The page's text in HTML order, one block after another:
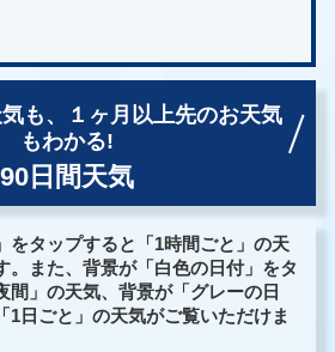
も、
１ヶ月以上先のお天気
もわかる!
90日間天気
をタップすると「1時間ごと」の天
。また、背景が「白色の日付」をタ
間」の天気、背景が「グレーの日
1日ごと」の天気がご覧いただけま